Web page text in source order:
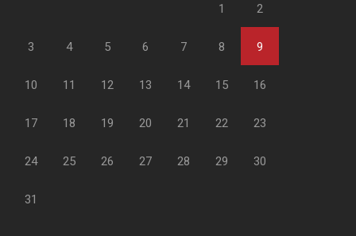
1 2
3 4 5 6 7 8 9
10 11 12 13 14 15 16
17 18 19 20 21 22 23
24 25 26 27 28 29 30
31